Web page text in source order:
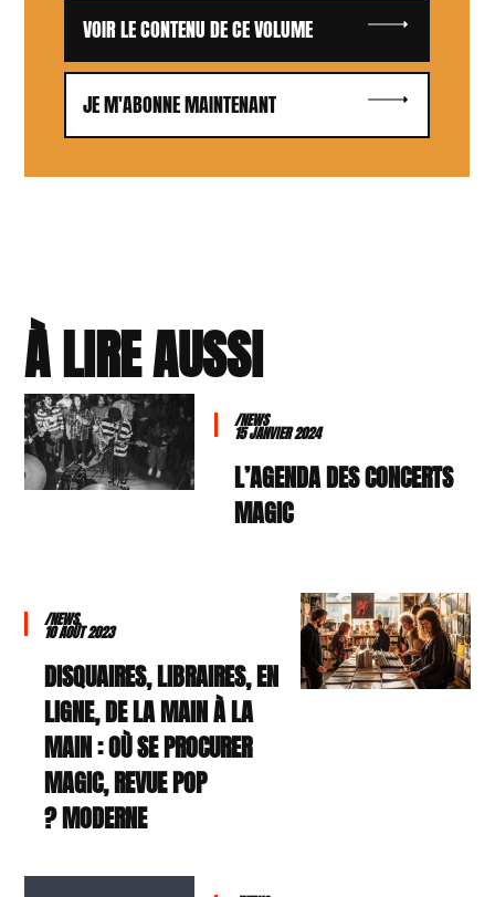
VOIR LE CONTENU DE CE VOLUME
JE M'ABONNE MAINTENANT
À LIRE AUSSI
/NEWS
15 JANVIER 2024
L’AGENDA DES CONCERTS
MAGIC
/NEWS
10 AOÛT 2023
DISQUAIRES, LIBRAIRES, EN
LIGNE, DE LA MAIN À LA
MAIN : OÙ SE PROCURER
MAGIC, REVUE POP
MODERNE ?